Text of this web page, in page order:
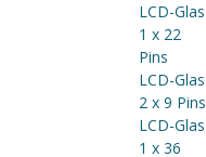
LCD-Glas
1 x 22
Pins
LCD-Glas
2 x 9 Pins
LCD-Glas
1 x 36